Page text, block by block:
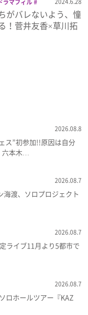
ラマフィル
急
がバレないよう、憧
！菅井友香×草川拓
2026.08.8
ス”初参加!!原因は自分
六本木…
2026.08.7
海渡、ソロプロジェクト
2026.08.7
ライブ11月より5都市で
2026.08.7
ロホールツアー『KAZ